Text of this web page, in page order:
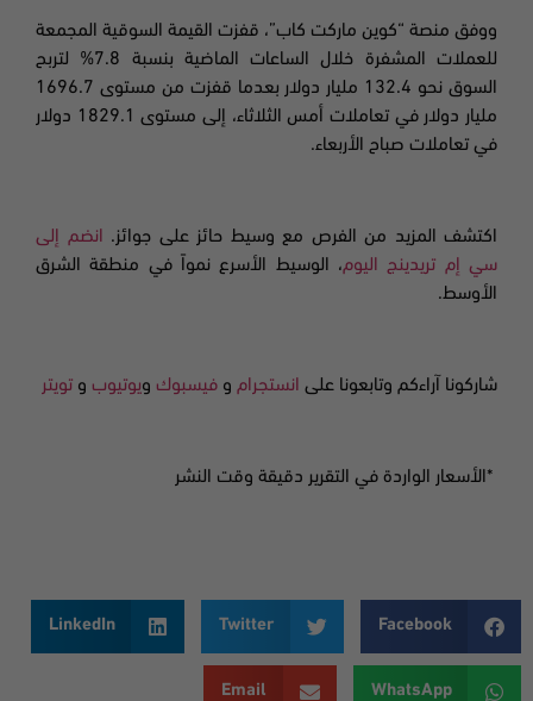
ووفق منصة “كوين ماركت كاب”، قفزت القيمة السوقية المجمعة
للعملات المشفرة خلال الساعات الماضية بنسبة 7.8% لتربح
السوق نحو 132.4 مليار دولار بعدما قفزت من مستوى 1696.7
مليار دولار في تعاملات أمس الثلاثاء، إلى مستوى 1829.1 دولار
في تعاملات صباح الأربعاء.
اكتشف المزيد من الفرص مع وسيط حائز على جوائز.
انضم إلى
سي إم تريدينج اليوم، الوسيط الأسرع نمواً في منطقة الشرق
الأوسط.
شاركونا آراءكم وتابعونا على انستجرام و فيسبوك ويوتيوب و تويتر
*الأسعار الواردة في التقرير دقيقة وقت النشر
Facebook
Twitter
LinkedIn
WhatsApp
Email